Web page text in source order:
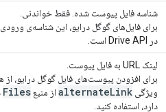
,
شناسه فایل پیوست شده. فقط خواندنی.
برای فایل‌های گوگل درایو، این شناسه‌ی
در Drive API است.
لینک URL به فایل پیوست.
برای افزودن پیوست‌های فایل گوگل درایو، از
ویژگی alternateLink از منبعFiles
دارد، استفاده کنید.